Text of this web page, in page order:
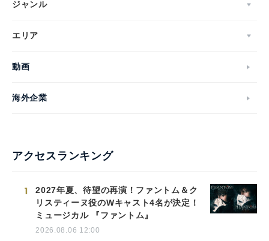
ジャンル
エリア
動画
海外企業
アクセスランキング
1
2027年夏、待望の再演！ファントム＆ク
リスティーヌ役のWキャスト4名が決定！
ミュージカル 『ファントム』
2026.08.06 12:00